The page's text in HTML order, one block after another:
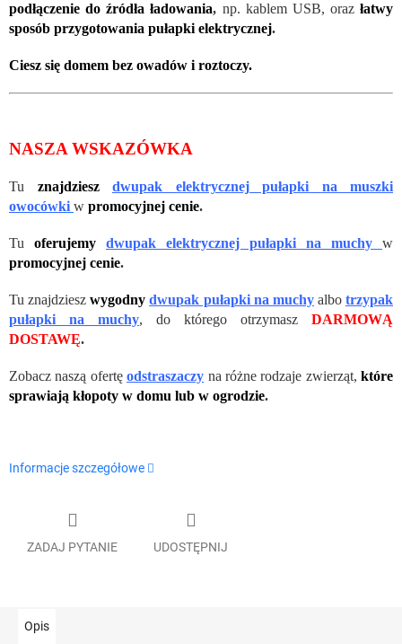
podłączenie do źródła ładowania, np. kablem USB, oraz łatwy
sposób przygotowania pułapki elektrycznej.
Ciesz się domem bez owadów i roztoczy.
NASZA WSKAZÓWKA
Tu znajdziesz
dwupak elektrycznej pułapki na muszki
owocówki w promocyjnej cenie.
Tu oferujemy dwupak elektrycznej pułapki na muchy
w
promocyjnej cenie.
Tu znajdziesz wygodny dwupak pułapki na muchyalbo trzypak
pułapki na muchy, do którego otrzymasz DARMOWĄ
DOSTAWĘ.
Zobacz naszą ofertęodstraszaczy na różne rodzaje zwierząt, które
sprawiają kłopoty w domu lub w ogrodzie.
Informacje szczegółowe
ZADAJ PYTANIE UDOSTĘPNIJ
Opis